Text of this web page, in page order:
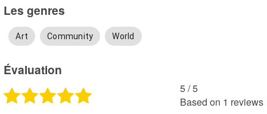
Les genres
Art Community World
Évaluation
5 /5
Based on 1 reviews